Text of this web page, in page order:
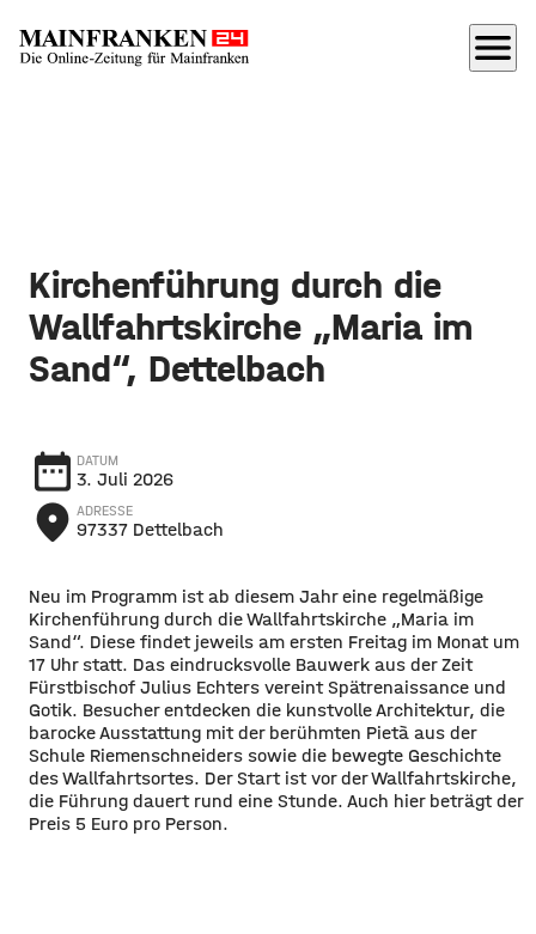
menu
Kirchenführung durch die
Wallfahrtskirche „Maria im
Sand“, Dettelbach
date_range DATUM
3. Juli 2026
place ADRESSE
97337 Dettelbach
Neu im Programm ist ab diesem Jahr eine regelmäßige
Kirchenführung durch die Wallfahrtskirche „Maria im
Sand“. Diese findet jeweils am ersten Freitag im Monat um
17 Uhr statt. Das eindrucksvolle Bauwerk aus der Zeit
Fürstbischof Julius Echters vereint Spätrenaissance und
Gotik. Besucher entdecken die kunstvolle Architektur, die
barocke Ausstattung mit der berühmten Pietà aus der
Schule Riemenschneiders sowie die bewegte Geschichte
des Wallfahrtsortes. Der Start ist vor der Wallfahrtskirche,
die Führung dauert rund eine Stunde. Auch hier beträgt der
Preis 5 Euro pro Person.